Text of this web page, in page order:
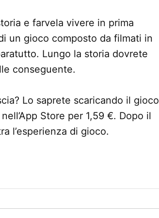
e farvela vivere in prima
un gioco composto da filmati in
Lungo la storia dovrete
conseguente.
Lo saprete scaricando il gioco
Store per 1,59 €. Dopo il
l’esperienza di gioco.